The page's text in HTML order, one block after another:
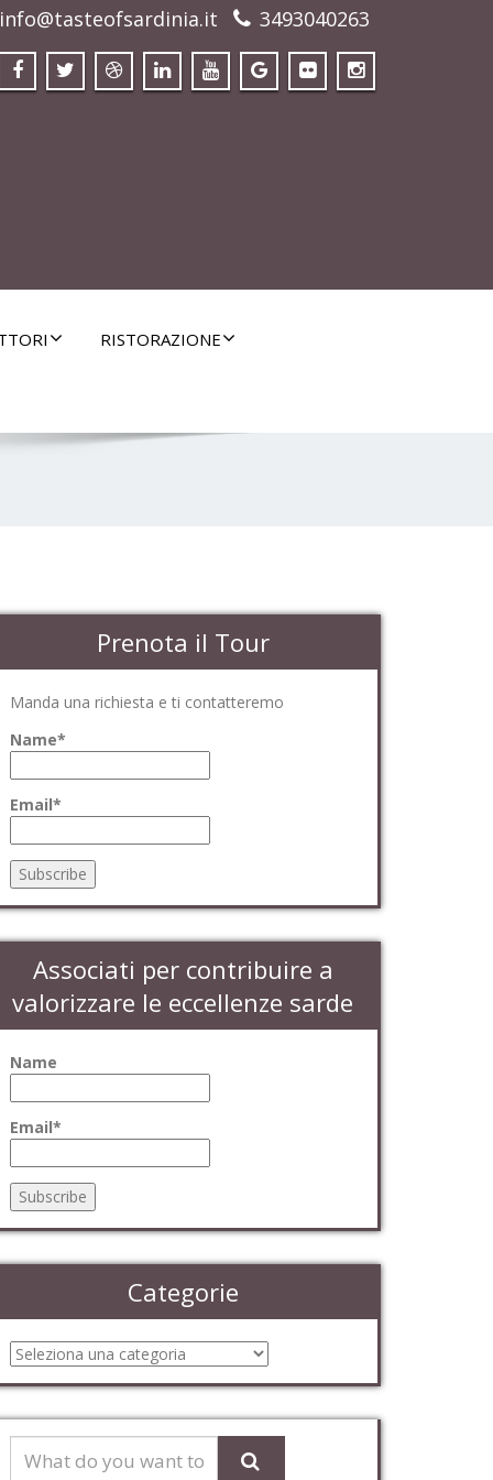
info@tasteofsardinia.it 3493040263
RISTORAZIONE
Prenota il Tour
Manda una richiesta e ti contatteremo
Name*
Email*
Associati per contribuire a
valorizzare le eccellenze sarde
Name
Email*
Categorie
Categorie